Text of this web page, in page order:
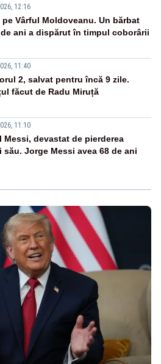
12:16
pe Vârful Moldoveanu. Un bărbat
ani a dispărut în timpul coborârii
11:40
2, salvat pentru încă 9 zile.
făcut de Radu Miruță
11:10
Messi, devastat de pierderea
său. Jorge Messi avea 68 de ani